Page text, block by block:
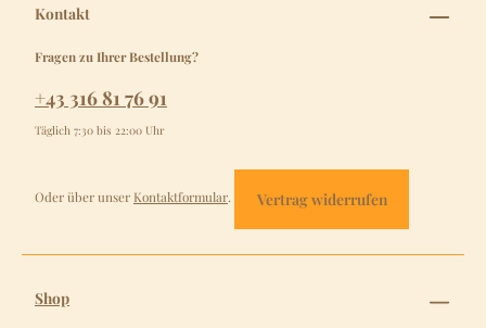
Kontakt
Fragen zu Ihrer Bestellung?
+43 316 81 76 91
Täglich 7:30 bis 22:00 Uhr
Oder über unser Kontaktformular. Vertrag widerrufen
Shop